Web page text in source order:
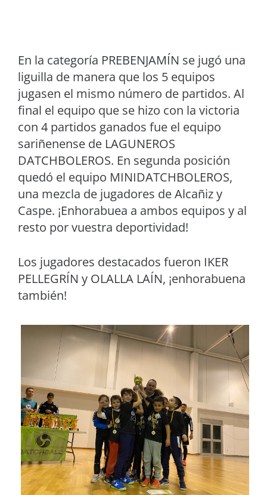
En la categoría PREBENJAMÍN se jugó una
liguilla de manera que los 5 equipos
jugasen el mismo número de partidos. Al
final el equipo que se hizo con la victoria
con 4 partidos ganados fue el equipo
sariñenense de LAGUNEROS
DATCHBOLEROS. En segunda posición
quedó el equipo MINIDATCHBOLEROS,
una mezcla de jugadores de Alcañiz y
Caspe. ¡Enhorabuea a ambos equipos y al
resto por vuestra deportividad!
Los jugadores destacados fueron IKER
PELLEGRÍN y OLALLA LAÍN, ¡enhorabuena
también!